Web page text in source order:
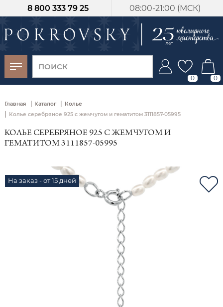
08:00-21:00 (МСК)
8 800 333 79 25
0 0
Главная | Каталог | Колье
| Колье серебряное 925 с жемчугом и гематитом 3111857-05995
КОЛЬЕ СЕРЕБРЯНОЕ 925 С ЖЕМЧУГОМ И
ГЕМАТИТОМ 3111857-05995
На заказ - от 15 дней
-30%
от 15 дней с
момента оплаты